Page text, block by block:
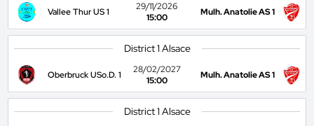
Vallee Thur US 1
29/11/2026
15:00
Mulh. Anatolie AS 1
District 1 Alsace
Oberbruck USo.D. 1
28/02/2027
15:00
Mulh. Anatolie AS 1
District 1 Alsace